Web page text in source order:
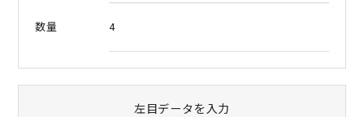
数量 4
左目データを入力